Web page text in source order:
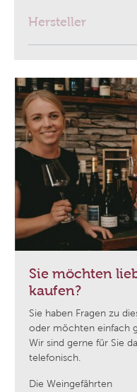
Hersteller
Sie möchten
kaufen?
Sie haben Fragen zu
oder möchten einfach
Wir sind gerne für Sie
telefonisch.
Die Weingefährten